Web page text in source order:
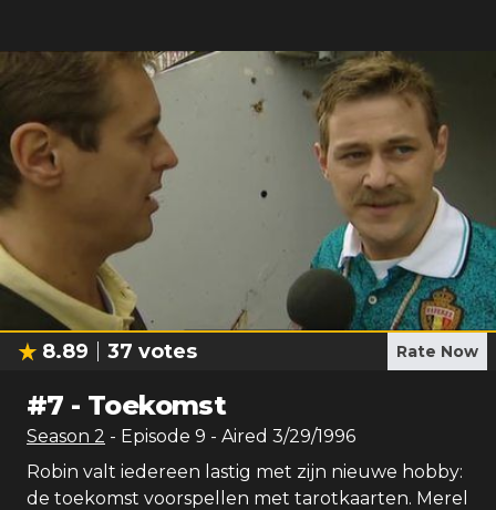
8.89 37 votes Rate Now
#7 - Toekomst
Season 2 - Episode 9 - Aired 3/29/1996
Robin valt iedereen lastig met zijn nieuwe hobby:
de toekomst voorspellen met tarotkaarten. Merel